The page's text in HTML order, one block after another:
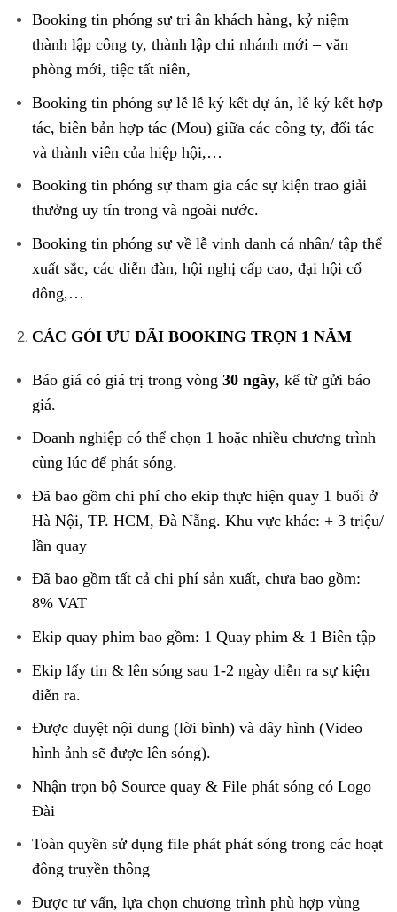
Booking tin phóng sự tri ân khách hàng, kỷ niệm
thành lập công ty, thành lập chi nhánh mới – văn
phòng mới, tiệc tất niên,
Booking tin phóng sự lễ lễ ký kết dự án, lễ ký kết hợp
tác, biên bản hợp tác (Mou) giữa các công ty, đối tác
và thành viên của hiệp hội,…
Booking tin phóng sự tham gia các sự kiện trao giải
thưởng uy tín trong và ngoài nước.
Booking tin phóng sự về lễ vinh danh cá nhân/ tập thể
xuất sắc, các diễn đàn, hội nghị cấp cao, đại hội cổ
đông,…
CÁC GÓI ƯU ĐÃI BOOKING TRỌN 1 NĂM
Báo giá có giá trị trong vòng 30 ngày, kể từ gửi báo
giá.
Doanh nghiệp có thể chọn 1 hoặc nhiều chương trình
cùng lúc để phát sóng.
Đã bao gồm chi phí cho ekip thực hiện quay 1 buổi ở
Hà Nội, TP. HCM, Đà Nẵng. Khu vực khác: + 3 triệu/
lần quay
Đã bao gồm tất cả chi phí sản xuất, chưa bao gồm:
8% VAT
Ekip quay phim bao gồm: 1 Quay phim & 1 Biên tập
Ekip lấy tin & lên sóng sau 1-2 ngày diễn ra sự kiện
diễn ra.
Được duyệt nội dung (lời bình) và dây hình (Video
hình ảnh sẽ được lên sóng).
Nhận trọn bộ Source quay & File phát sóng có Logo
Đài
Toàn quyền sử dụng file phát phát sóng trong các hoạt
đông truyền thông
Được tư vấn, lựa chọn chương trình phù hợp vùng